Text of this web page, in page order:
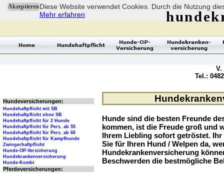
AkzeptierenDiese Website verwendet Cookies. Durch die Nutzung
Mehr erfahren
Hunde sind die besten Freunde
kommen, ist die Freude groß und
Ihrem Liebling sofort getröstet.
Sie für Ihren Hund / Welpen da,
Hundekrankenversicherung
Beschwerden die bestmögliche
Hundeversicherungen:
Hundehaftpflicht mit SB
Hundehaftpflicht ohne SB
Hundehaftpflicht für 2 Hunde
Hundehaftpflicht für Pers. ab 55
Hundehaftpflicht für Pers. ab 60
Hundehaftpflicht für Kampfhunde
Zwingerhaftpflicht
Hunde-OP-Versicherung
Hundekrankenversicherung
Hunde-Kombi
Pferdeversicherungen:
V.
Tel.: